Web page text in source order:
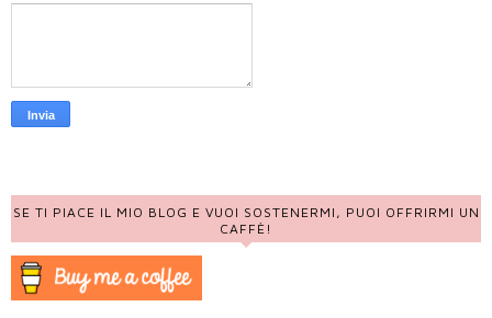
SE TI PIACE IL MIO BLOG E VUOI SOSTENERMI, PUOI OFFRIRMI UN
CAFFÈ!